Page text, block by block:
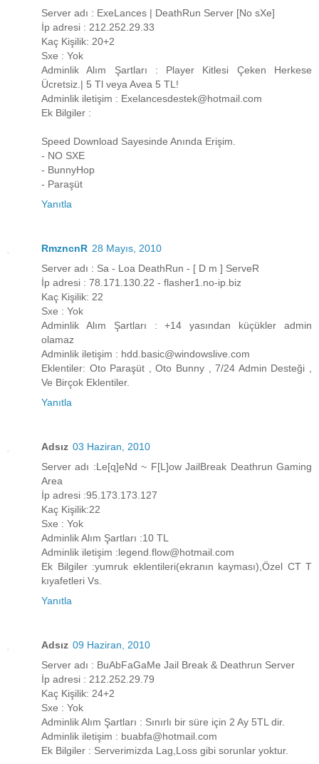
Server adı : ExeLances | DeathRun Server [No sXe]
İp adresi : 212.252.29.33
Kaç Kişilik: 20+2
Sxe : Yok
Adminlik Alım Şartları : Player Kitlesi Çeken Herkese
Ücretsiz.| 5 Tl veya Avea 5 TL!
Adminlik iletişim : Exelancesdestek@hotmail.com
Ek Bilgiler :
Speed Download Sayesinde Anında Erişim.
- NO SXE
- BunnyHop
- Paraşüt
Yanıtla
RmzncnR 28 Mayıs, 2010
Server adı : Sa - Loa DeathRun - [ D m ] ServeR
İp adresi : 78.171.130.22 - flasher1.no-ip.biz
Kaç Kişilik: 22
Sxe : Yok
Adminlik Alım Şartları : +14 yasından küçükler admin
olamaz
Adminlik iletişim : hdd.basic@windowslive.com
Eklentiler: Oto Paraşüt , Oto Bunny , 7/24 Admin Desteği ,
Ve Birçok Eklentiler.
Yanıtla
Adsız 03 Haziran, 2010
Server adı :Le[q]eNd ~ F[L]ow JailBreak Deathrun Gaming
Area
İp adresi :95.173.173.127
Kaç Kişilik:22
Sxe : Yok
Adminlik Alım Şartları :10 TL
Adminlik iletişim :legend.flow@hotmail.com
Ek Bilgiler :yumruk eklentileri(ekranın kayması),Özel CT T
kıyafetleri Vs.
Yanıtla
Adsız 09 Haziran, 2010
Server adı : BuAbFaGaMe Jail Break & Deathrun Server
İp adresi : 212.252.29.79
Kaç Kişilik: 24+2
Sxe : Yok
Adminlik Alım Şartları : Sınırlı bir süre için 2 Ay 5TL dir.
Adminlik iletişim : buabfa@hotmail.com
Ek Bilgiler : Serverimizda Lag,Loss gibi sorunlar yoktur.